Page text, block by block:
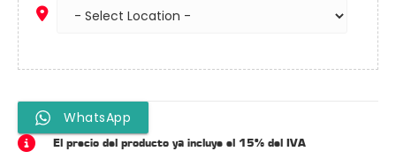
WhatsApp
El precio del producto ya incluye el 15% del IVA